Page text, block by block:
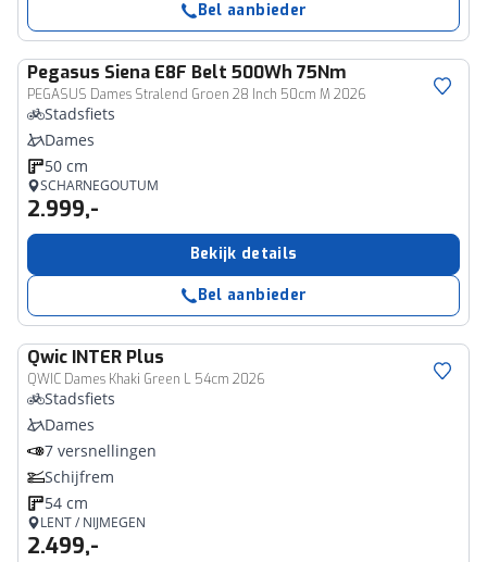
Bel aanbieder
Pegasus Siena E8F Belt 500Wh 75Nm
PEGASUS Dames Stralend Groen 28 Inch 50cm M 2026
Stadsfiets
Dames
50 cm
SCHARNEGOUTUM
2.999,-
Bekijk details
Bel aanbieder
Qwic INTER Plus
QWIC Dames Khaki Green L 54cm 2026
Stadsfiets
Dames
7 versnellingen
Schijfrem
54 cm
LENT / NIJMEGEN
2.499,-